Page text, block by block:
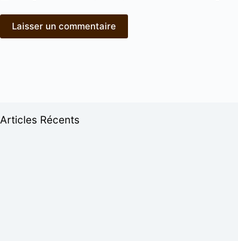
Laisser un commentaire
Articles Récents